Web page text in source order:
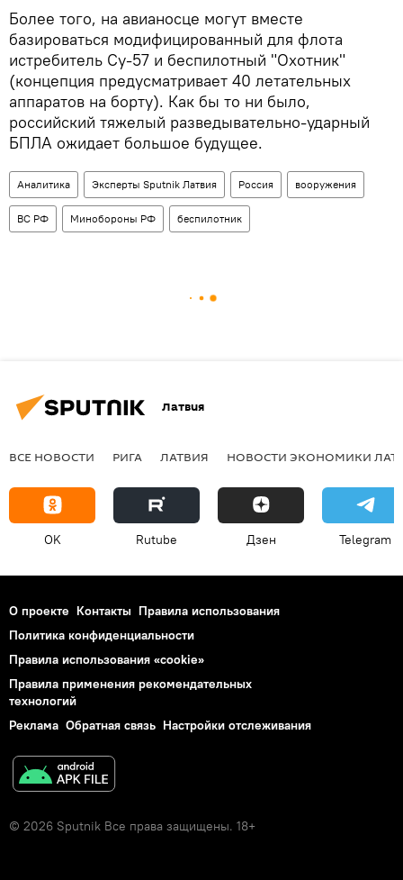
Более того, на авианосце могут вместе
базироваться модифицированный для флота
истребитель Су-57 и беспилотный "Охотник"
(концепция предусматривает 40 летательных
аппаратов на борту). Как бы то ни было,
российский тяжелый разведывательно-ударный
БПЛА ожидает большое будущее.
Аналитика Эксперты Sputnik Латвия Россия вооружения
ВС РФ Минобороны РФ беспилотник
Латвия
ВСЕ НОВОСТИ РИГА ЛАТВИЯ НОВОСТИ ЭКОНОМИКИ
OK Rutube Дзен Telegram
О проекте Контакты Правила использования
Политика конфиденциальности
Правила использования «cookie»
Правила применения рекомендательных
технологий
Реклама Обратная связь Настройки отслеживания
© 2026 Sputnik Все права защищены. 18+